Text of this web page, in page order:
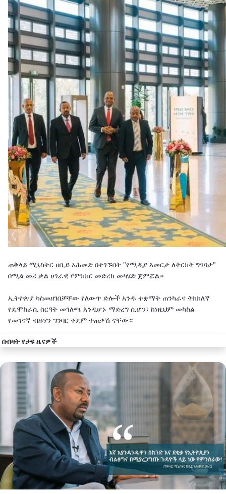
ጠቅላይ ሚኒስትር ዐቢይ አሕመድ በተገኙበት "የሚዲያ እመርታ ለትርክት ግንባታ"
በሚል መሪ ቃል ሀገራዊ የምክክር መድረክ መካሄድ ጀምሯል።
ኢትዮጵያ ካስመዘገበቻቸው የለውጥ ድሎች አንዱ ተቋማት ጠንካራና ትክክለኛ
የዴሞክራሲ ስርዓት መገለጫ እንዲሆኑ ማድረግ ሲሆን፣ ከነዚህም መካከል
የመገናኛ ብዙሃን ግንባር ቀደም ተጠቃሽ ናቸው።
በብዛት የታዩ ዜናዎች